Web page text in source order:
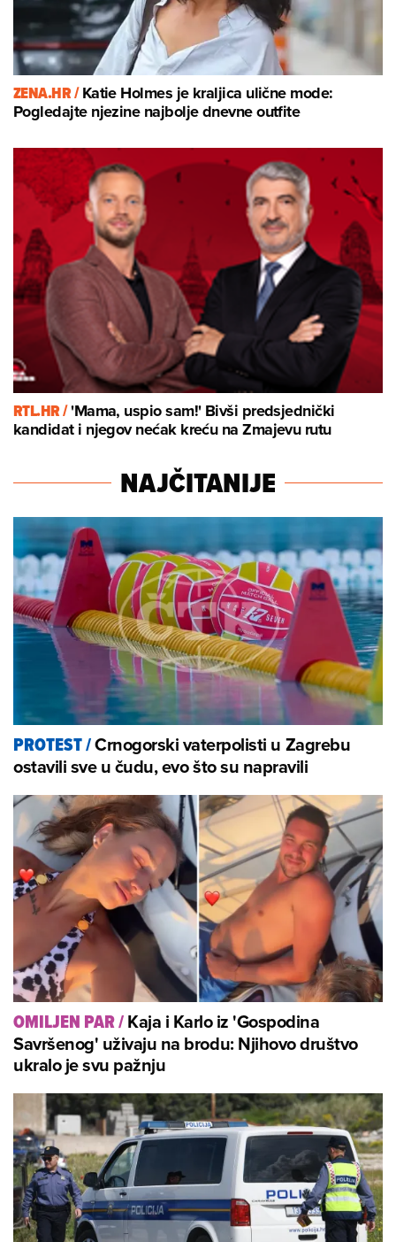
ZENA.HR /Katie Holmes je kraljica ulične mode:
Pogledajte njezine najbolje dnevne outfite
RTL.HR /'Mama, uspio sam!' Bivši predsjednički
kandidat i njegov nećak kreću na Zmajevu rutu
NAJČITANIJE
PROTEST/Crnogorski vaterpolisti u Zagrebu
ostavili sve u čudu, evo što su napravili
OMILJEN PAR/Kaja i Karlo iz 'Gospodina
Savršenog' uživaju na brodu: Njihovo društvo
ukralo je svu pažnju